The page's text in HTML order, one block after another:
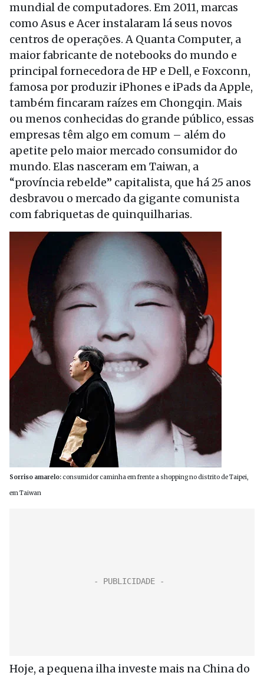
mundial de computadores. Em 2011, marcas
como Asus e Acer instalaram lá seus novos
centros de operações. A Quanta Computer, a
maior fabricante de notebooks do mundo e
principal fornecedora de HP e Dell, e Foxconn,
famosa por produzir iPhones e iPads da Apple,
também fincaram raízes em Chongqin. Mais
ou menos conhecidas do grande público, essas
empresas têm algo em comum – além do
apetite pelo maior mercado consumidor do
mundo. Elas nasceram em Taiwan, a
“província rebelde” capitalista, que há 25 anos
desbravou o mercado da gigante comunista
com fabriquetas de quinquilharias.
Sorriso amarelo:consumidor caminha em frente a shopping no distrito de Taipei,
em Taiwan
Hoje, a pequena ilha investe mais na China do